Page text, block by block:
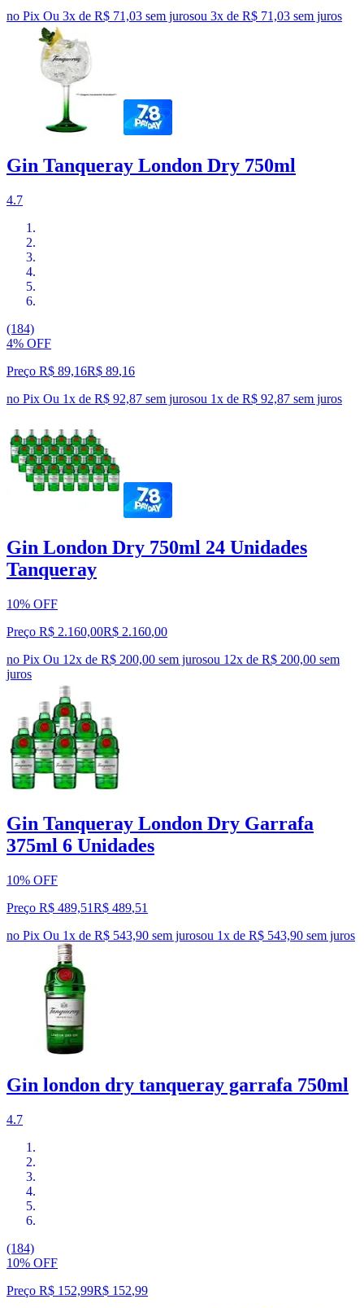
no Pix Ou 3x de R$ 71,03 sem jurosou 3x de R$ 71,03 sem juros
Gin Tanqueray London Dry 750ml
4.7
(184)
4% OFF
Preço R$ 89,16R$ 89,16
no Pix Ou 1x de R$ 92,87 sem jurosou 1x de R$ 92,87 sem juros
Gin London Dry 750ml 24 Unidades
Tanqueray
10% OFF
Preço R$ 2.160,00R$ 2.160,00
no Pix Ou 12x de R$ 200,00 sem jurosou 12x de R$ 200,00 sem
juros
Gin Tanqueray London Dry Garrafa
375ml 6 Unidades
10% OFF
Preço R$ 489,51R$ 489,51
no Pix Ou 1x de R$ 543,90 sem jurosou 1x de R$ 543,90 sem juros
Gin london dry tanqueray garrafa 750ml
4.7
(184)
10% OFF
Preço R$ 152,99R$ 152,99